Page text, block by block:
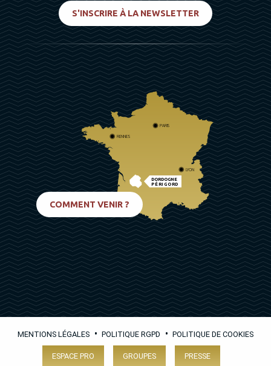
S'INSCRIRE À LA NEWSLETTER
DORDOGNE
PÉRIGORD
PARIS
RENNES
LYON
COMMENT VENIR ?
MENTIONS LÉGALES • POLITIQUE RGPD • POLITIQUE DE COOKIES
ESPACE PRO GROUPES PRESSE